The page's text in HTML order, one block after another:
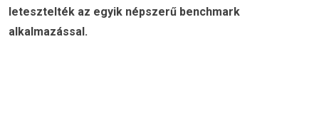
letesztelték az egyik népszerű benchmark
alkalmazással.